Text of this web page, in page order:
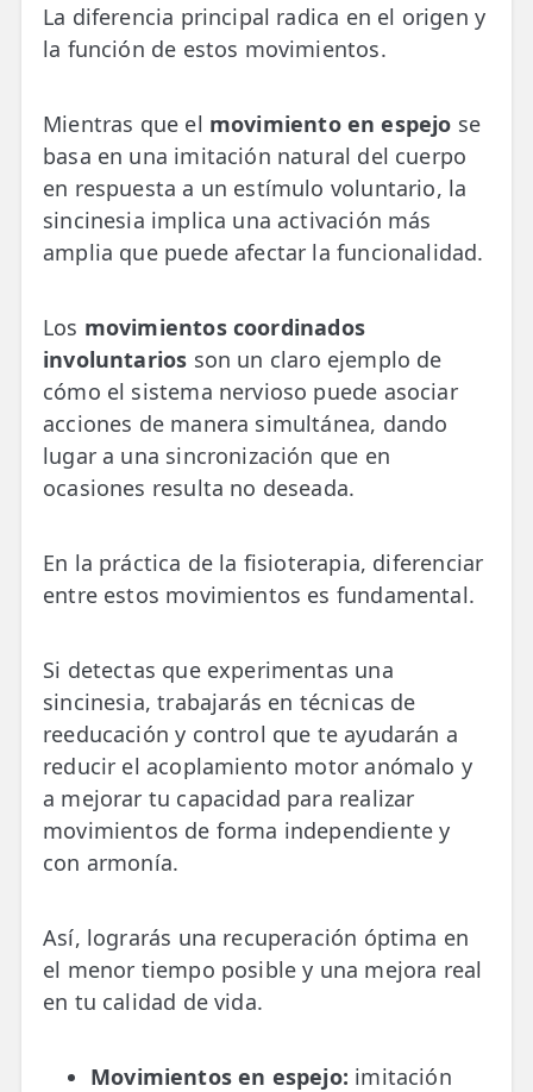
La diferencia principal radica en el origen y
la función de estos movimientos.
Mientras que el movimiento en espejo se
basa en una imitación natural del cuerpo
en respuesta a un estímulo voluntario, la
sincinesia implica una activación más
amplia que puede afectar la funcionalidad.
Los movimientos coordinados
involuntarios son un claro ejemplo de
cómo el sistema nervioso puede asociar
acciones de manera simultánea, dando
lugar a una sincronización que en
ocasiones resulta no deseada.
En la práctica de la fisioterapia, diferenciar
entre estos movimientos es fundamental.
Si detectas que experimentas una
sincinesia, trabajarás en técnicas de
reeducación y control que te ayudarán a
reducir el acoplamiento motor anómalo y
a mejorar tu capacidad para realizar
movimientos de forma independiente y
con armonía.
Así, lograrás una recuperación óptima en
el menor tiempo posible y una mejora real
en tu calidad de vida.
Movimientos en espejo: imitación